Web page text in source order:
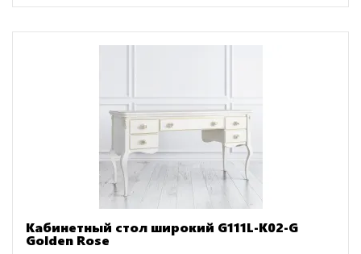
Кабинетный стол широкий G111L-K02-G
Golden Rose